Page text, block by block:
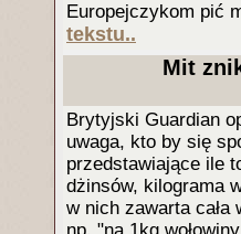
Europejczykom pić
tekstu..
Mit
Brytyjski Guardian
uwaga, kto by się
przedstawiające ile
dżinsów, kilograma
w nich zawarta